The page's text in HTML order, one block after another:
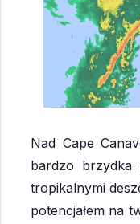
Nad Cape
bardzo
tropikalnymi
potencjałem na